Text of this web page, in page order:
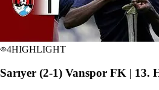
4HIGHLIGHT
Sarıyer (2-1) Vanspor FK |